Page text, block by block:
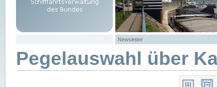
Newsletter
Pegelauswahl über